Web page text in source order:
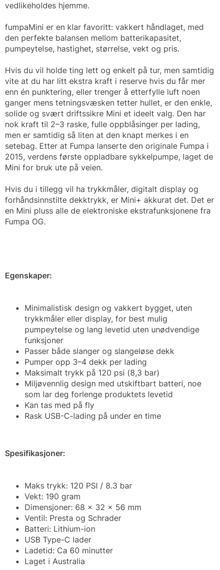
vedlikeholdes hjemme.
fumpaMini er en klar favoritt: vakkert håndlaget, med
den perfekte balansen mellom batterikapasitet,
pumpeytelse, hastighet, størrelse, vekt og pris.
Hvis du vil holde ting lett og enkelt på tur, men samtidig
vite at du har litt ekstra kraft i reserve hvis du får mer
enn én punktering, eller trenger å etterfylle luft noen
ganger mens tetningsvæsken tetter hullet, er den enkle,
solide og svært driftssikre Mini et ideelt valg. Den har
nok kraft til 2–3 raske, fulle oppblåsinger per lading,
men er samtidig så liten at den knapt merkes i en
setebag. Etter at Fumpa lanserte den originale Fumpa i
2015, verdens første oppladbare sykkelpumpe, laget de
Mini for bruk ute på veien.
Hvis du i tillegg vil ha trykkmåler, digitalt display og
forhåndsinnstilte dekktrykk, er Mini+ akkurat det. Det er
en Mini pluss alle de elektroniske ekstrafunksjonene fra
Fumpa OG.
Egenskaper:
Minimalistisk design og vakkert bygget, uten
trykkmåler eller display, for best mulig
pumpeytelse og lang levetid uten unødvendige
funksjoner
Passer både slanger og slangeløse dekk
Pumper opp 3–4 dekk per lading
Maksimalt trykk på 120 psi (8,3 bar)
Miljøvennlig design med utskiftbart batteri, noe
som lar deg forlenge produktets levetid
Kan tas med på fly
Rask USB-C-lading på under en time
Spesifikasjoner:
Maks trykk: 120 PSI / 8.3 bar
Vekt: 190 gram
Dimensjoner: 68 x 32 x 56 mm
Ventil: Presta og Schrader
Batteri: Lithium-ion
USB Type-C lader
Ladetid: Ca 60 minutter
Laget i Australia